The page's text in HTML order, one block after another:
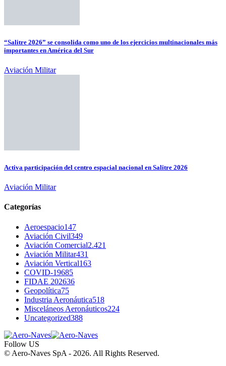
“Salitre 2026” se consolida como uno de los ejercicios multinacionales más
importantes en América del Sur
Aviación Militar
Activa participación del centro espacial nacional en Salitre 2026
Aviación Militar
Categorías
Aeroespacio147
Aviación Civil349
Aviación Comercial2.421
Aviación Militar431
Aviación Vertical163
COVID-19685
FIDAE 202636
Geopolítica75
Industria Aeronáutica518
Misceláneos Aeronáuticos224
Uncategorized388
Follow US
© Aero-Naves SpA - 2026. All Rights Reserved.